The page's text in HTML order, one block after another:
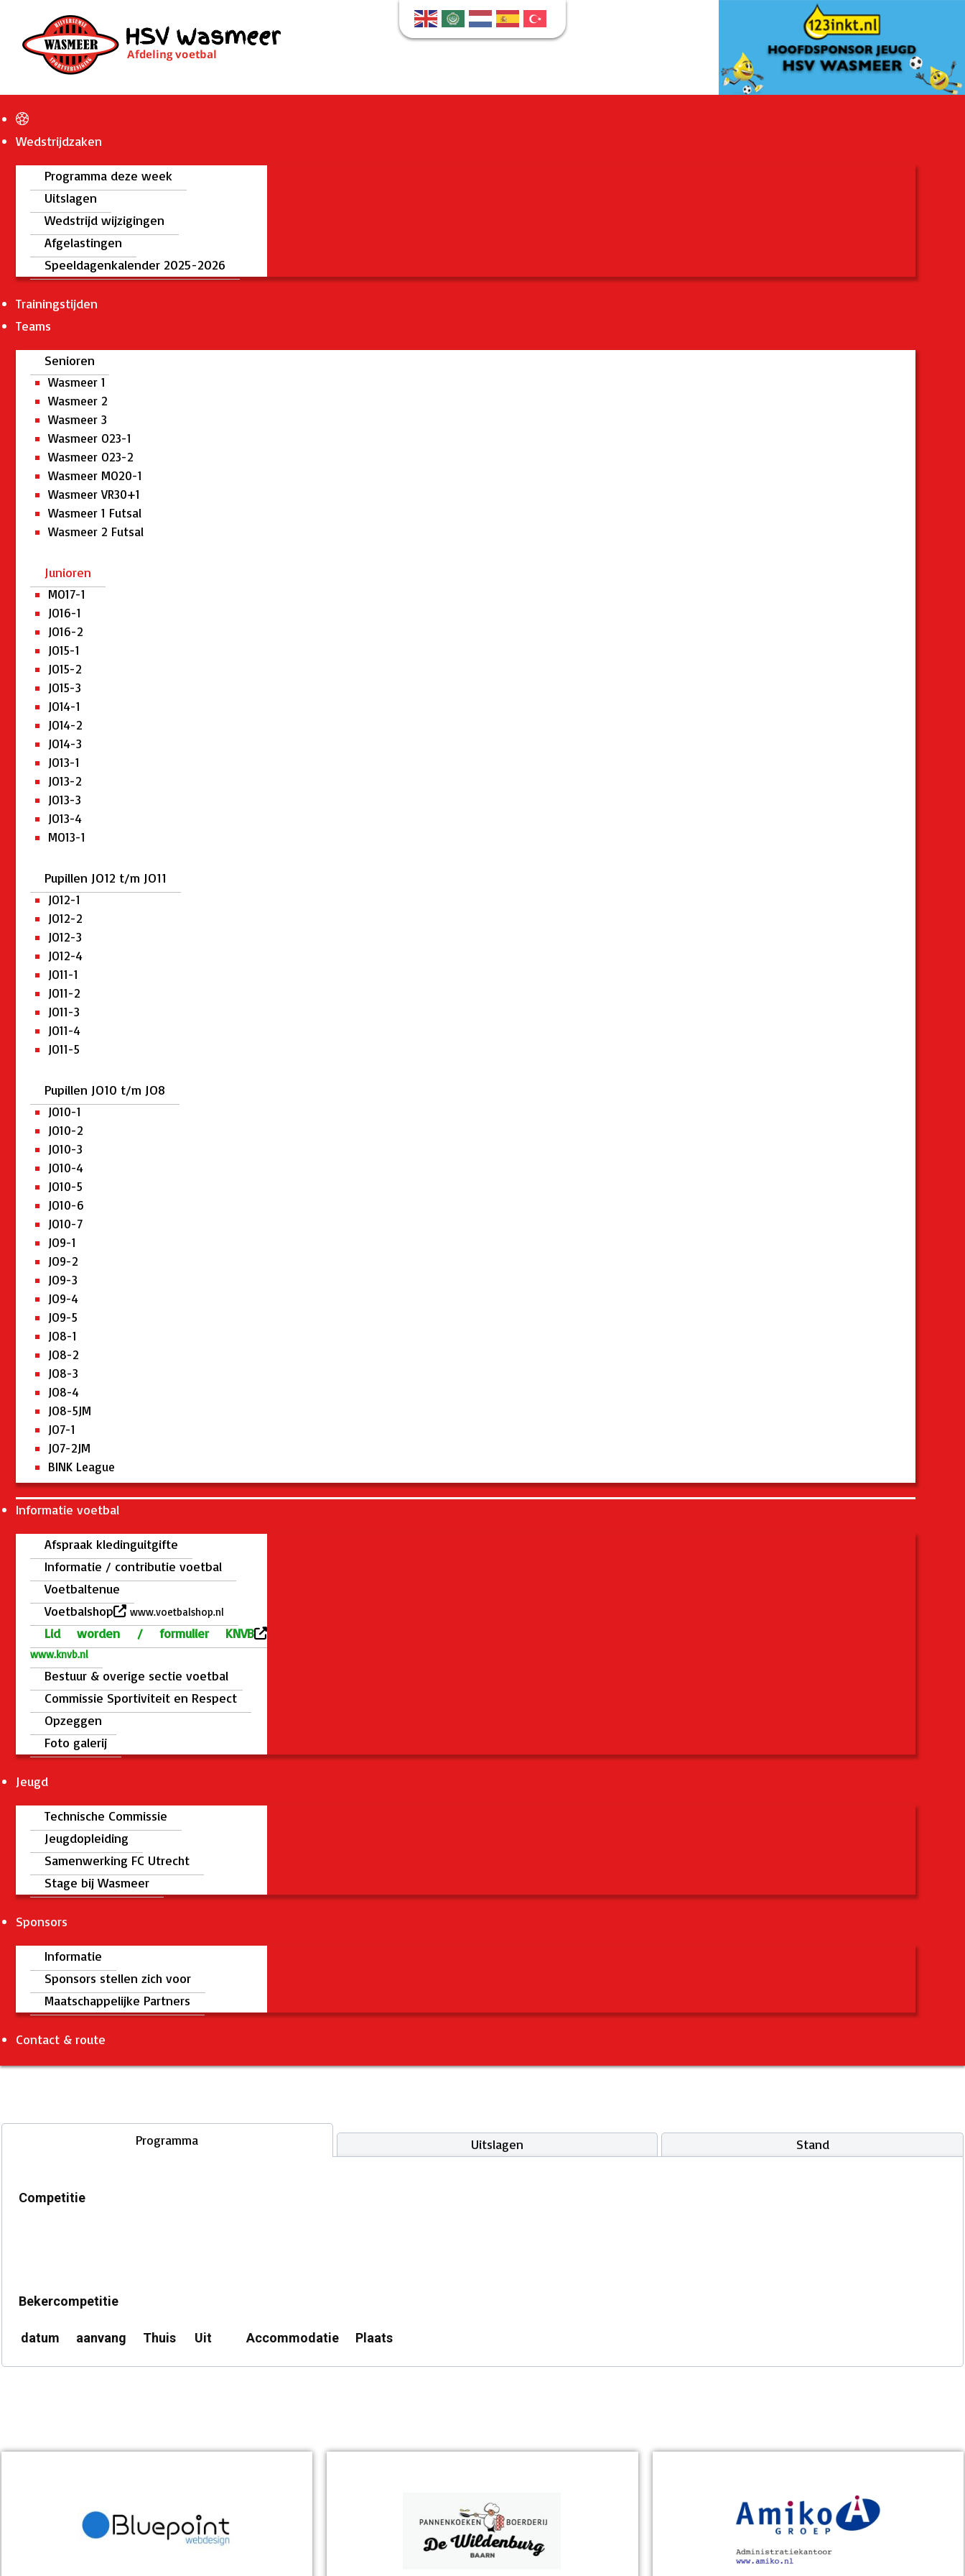
Wedstrijdzaken
Programma deze week
Uitslagen
Wedstrijd wijzigingen
Afgelastingen
Speeldagenkalender 2025-2026
Trainingstijden
Teams
Senioren
Wasmeer 1
Wasmeer 2
Wasmeer 3
Wasmeer O23-1
Wasmeer O23-2
Wasmeer MO20-1
Wasmeer VR30+1
Wasmeer 1 Futsal
Wasmeer 2 Futsal
Junioren
MO17-1
JO16-1
JO16-2
JO15-1
JO15-2
JO15-3
JO14-1
JO14-2
JO14-3
JO13-1
JO13-2
JO13-3
JO13-4
MO13-1
Pupillen JO12 t/m JO11
JO12-1
JO12-2
JO12-3
JO12-4
JO11-1
JO11-2
JO11-3
JO11-4
JO11-5
Pupillen JO10 t/m JO8
JO10-1
JO10-2
JO10-3
JO10-4
JO10-5
JO10-6
JO10-7
JO9-1
JO9-2
JO9-3
JO9-4
JO9-5
JO8-1
JO8-2
JO8-3
JO8-4
JO8-5JM
JO7-1
JO7-2JM
BINK League
Informatie voetbal
Afspraak kledinguitgifte
Informatie / contributie voetbal
Voetbaltenue
Voetbalshop
www.voetbalshop.nl
Lid worden / formulier KNVB
www.knvb.nl
Bestuur & overige sectie voetbal
Commissie Sportiviteit en Respect
Opzeggen
Foto galerij
Jeugd
Technische Commissie
Jeugdopleiding
Samenwerking FC Utrecht
Stage bij Wasmeer
Sponsors
Informatie
Sponsors stellen zich voor
Maatschappelijke Partners
Contact & route
Programma Uitslagen Stand
Competitie
Bekercompetitie
datum aanvang Thuis Uit Accommodatie Plaats